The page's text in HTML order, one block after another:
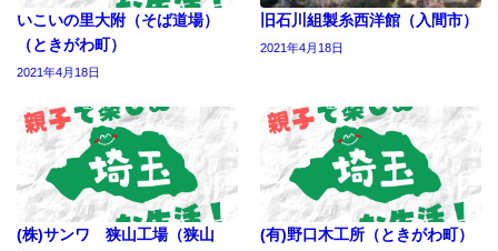
いこいの里大附（そば道場）
（ときがわ町）
2021年4月18日
旧石川組製糸西洋館（入間市）
2021年4月18日
(株)サンワ 狭山工場（狭山
(有)野口木工所（ときがわ町）